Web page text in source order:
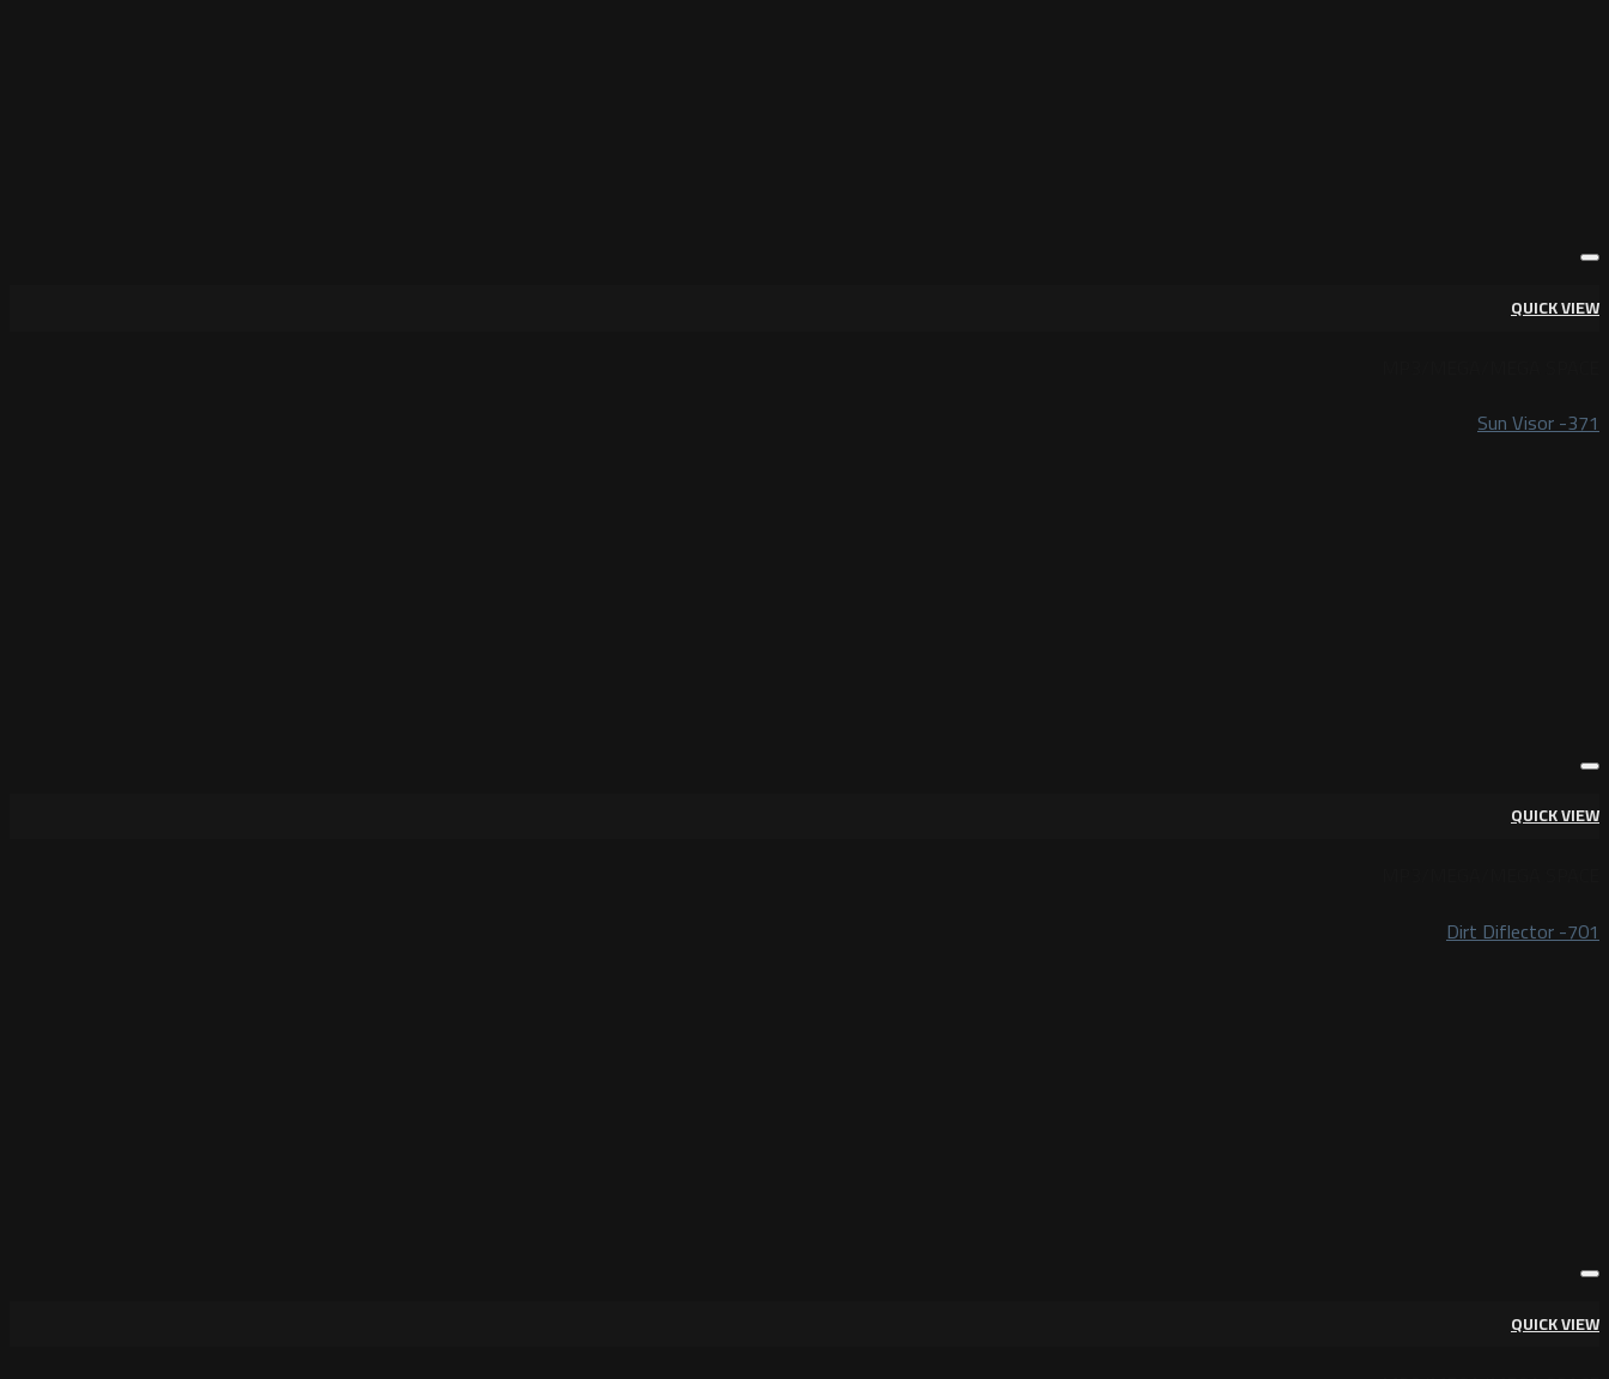
QUICK VIEW
Sun Visor -371
QUICK VIEW
Dirt Diflector -701
QUICK VIEW